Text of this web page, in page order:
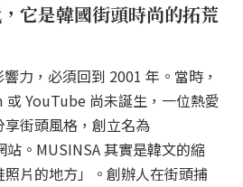
它是韓國街頭時尚的拓荒
力，必須回到 2001 年。當時，
YouTube 尚未誕生，一位熱愛
街頭風格，創立名為
站。MUSINSA 其實是韓文的縮
片的地方」。創辦人在街頭捕